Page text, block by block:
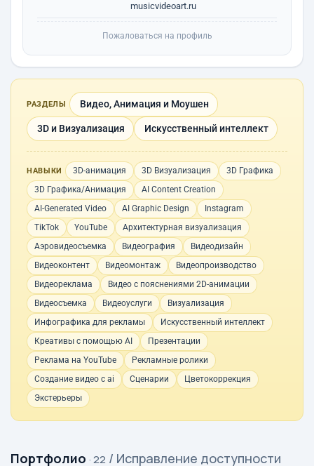
musicvideoart.ru
Пожаловаться на профиль
РАЗДЕЛЫ Видео, Анимация и Моушен
3D и Визуализация Искусственный интеллект
НАВЫКИ 3D-анимация 3D Визуализация
3D Графика
3D Графика/Анимация
AI Content Creation
AI-Generated Video
AI Graphic Design
Instagram
TikTok
YouTube
Архитектурная визуализация
Аэровидеосъемка
Видеография
Видеодизайн
Видеоконтент
Видеомонтаж
Видеопроизводство
Видеореклама
Видео с пояснениями 2D-анимации
Видеосъемка
Видеоуслуги
Визуализация
Инфографика для рекламы
Искусственный интеллект
Креативы с помощью AI
Презентации
Реклама на YouTube
Рекламные ролики
Создание видео с ai
Сценарии
Цветокоррекция
Экстерьеры
Портфолио · 22 / Исправление доступности